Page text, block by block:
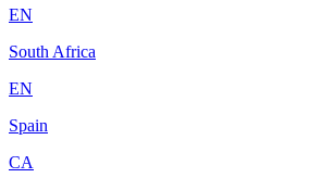
EN
South Africa
EN
Spain
CA